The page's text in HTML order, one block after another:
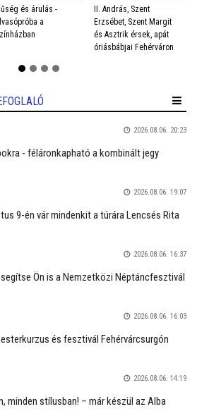
és árulás -
a
II. András, Szent
Erzsébet, Szent Margit
és Asztrik érsek, apát
óriásbábjai Fehérváron
2026.08.06. 20:23
- féláronkapható a kombinált jegy
2026.08.06. 19:07
9-én vár mindenkit a túrára Lencsés Rita
2026.08.06. 16:37
Ön is a Nemzetközi Néptáncfesztivál
2026.08.06. 16:03
és fesztivál Fehérvárcsurgón
2026.08.06. 14:19
minden stílusban! – már készül az Alba